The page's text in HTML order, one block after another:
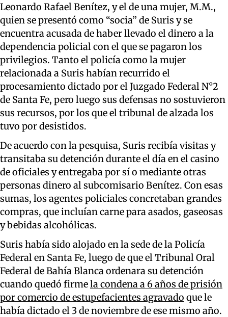
Leonardo Rafael Benítez, y el de una mujer, M.M.,
quien se presentó como “socia” de Suris y se
encuentra acusada de haber llevado el dinero a la
dependencia policial con el que se pagaron los
privilegios. Tanto el policía como la mujer
relacionada a Suris habían recurrido el
procesamiento dictado por el Juzgado Federal N°2
de Santa Fe, pero luego sus defensas no sostuvieron
sus recursos, por los que el tribunal de alzada los
tuvo por desistidos.
De acuerdo con la pesquisa, Suris recibía visitas y
transitaba su detención durante el día en el casino
de oficiales y entregaba por sí o mediante otras
personas dinero al subcomisario Benítez. Con esas
sumas, los agentes policiales concretaban grandes
compras, que incluían carne para asados, gaseosas
y bebidas alcohólicas.
Suris había sido alojado en la sede de la Policía
Federal en Santa Fe, luego de que el Tribunal Oral
Federal de Bahía Blanca ordenara su detención
cuando quedó firmela condena a 6 años de prisión
por comercio de estupefacientes agravado que le
había dictado el 3 de noviembre de ese mismo año.